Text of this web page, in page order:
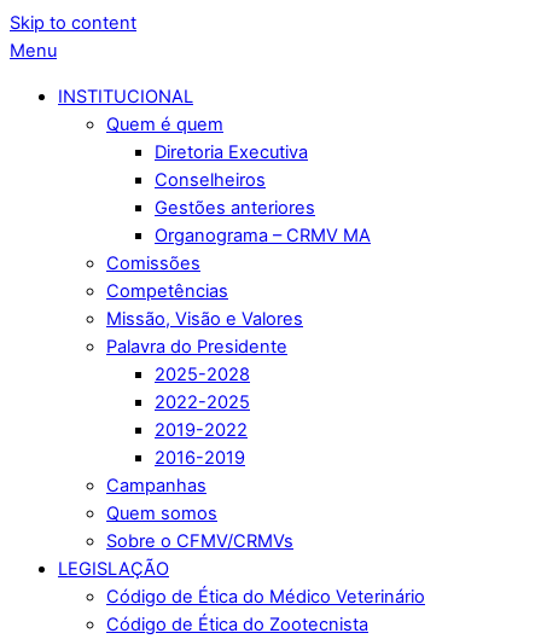
Skip to content
Menu
INSTITUCIONAL
Quem é quem
Diretoria Executiva
Conselheiros
Gestões anteriores
Organograma – CRMV MA
Comissões
Competências
Missão, Visão e Valores
Palavra do Presidente
2025-2028
2022-2025
2019-2022
2016-2019
Campanhas
Quem somos
Sobre o CFMV/CRMVs
LEGISLAÇÃO
Código de Ética do Médico Veterinário
Código de Ética do Zootecnista